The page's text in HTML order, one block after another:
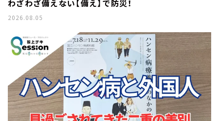
わざわざ備えない【備え】で防災！
2026.08.05